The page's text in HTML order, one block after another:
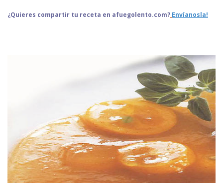
¿Quieres compartir tu receta en afuegolento.com? Envíanosla!